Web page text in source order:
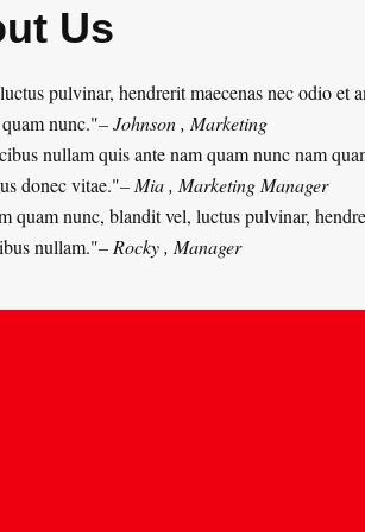
Us
pulvinar, hendrerit maecenas nec odio et
nunc. – Johnson, Marketing
nullam quis ante nam quam nunc nam
donec vitae. – Mia, Marketing Manager
quam nunc, blandit vel, luctus pulvinar,
nullam. – Rocky, Manager